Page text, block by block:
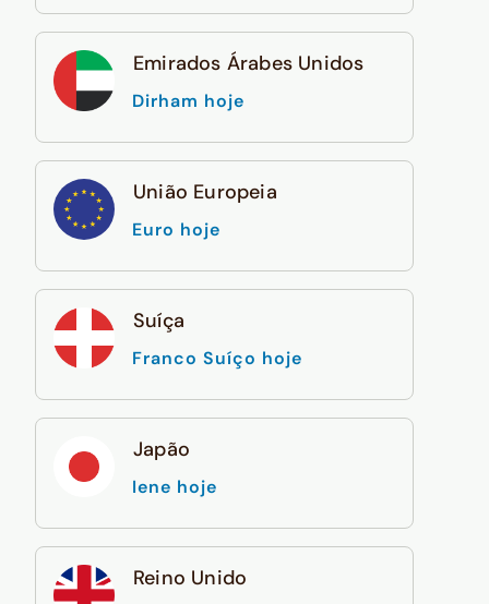
Emirados Árabes Unidos
Dirham hoje
União Europeia
Euro hoje
Suíça
Franco Suíço hoje
Japão
Iene hoje
Reino Unido